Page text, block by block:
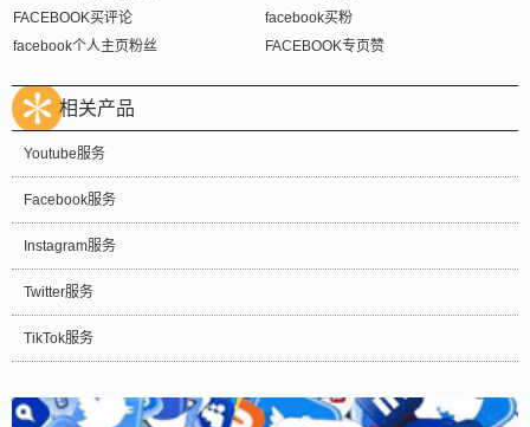
FACEBOOK买评论
facebook买粉
facebook个人主页粉丝
FACEBOOK专页赞
相关产品
Youtube服务
Facebook服务
Instagram服务
Twitter服务
TikTok服务